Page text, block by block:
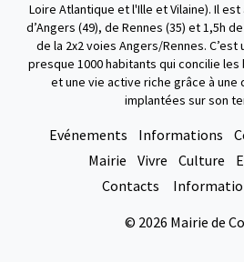
Loire Atlantique et l'Ille et Vilaine). Il est
d’Angers (49), de Rennes (35) et 1,5h
de la 2x2 voies Angers/Rennes.
presque 1000 habitants qui concilie
et une vie active riche grâce à une
implantées sur son
Evénements Informations
Mairie
Vivre Culture
Contacts
© 2026 Mairie de